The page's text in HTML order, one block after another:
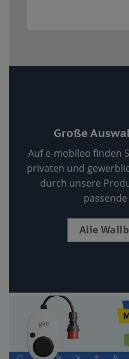
Große
Auf e-mobileo finden
privaten und
durch unsere
Alle